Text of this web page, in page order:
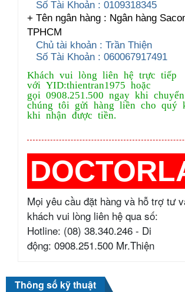
Số Tài Khoản : 0109318345
+ Tên ngân hàng : Ngân hàng
TPHCM
Chủ tài khoản : Trần Thiện
Số Tài Khoản : 060067917491
Khách vui lòng liên hệ trực tiếp
với YID:thientran1975 hoặc
gọi 0908.251.500 ngay khi
chúng tôi gửi hàng liền cho quý
khi nhận được tiền.
Mọi yêu cầu đặt hàng và hỗ trợ tư
khách vui lòng liên hệ qua số:
Hotline: (08) 38.340.246 - Di
động: 0908.251.500 Mr.Thiện
Thông số kỹ thuật